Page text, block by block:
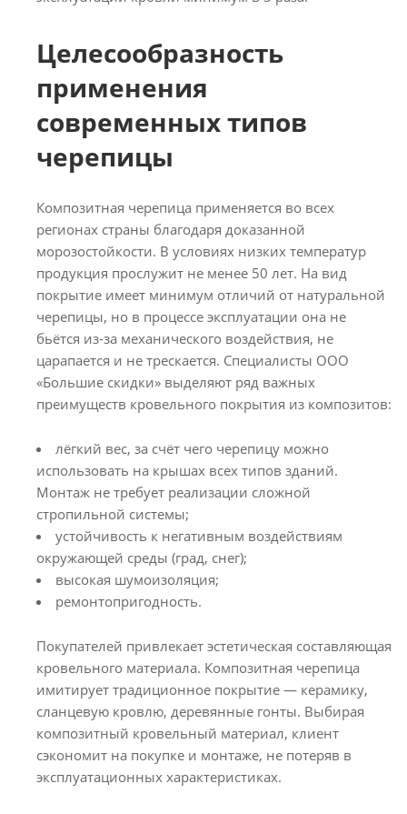
Целесообразность
применения
современных типов
черепицы
Композитная черепица применяется во всех
регионах страны благодаря доказанной
морозостойкости. В условиях низких температур
продукция прослужит не менее 50 лет. На вид
покрытие имеет минимум отличий от натуральной
черепицы, но в процессе эксплуатации она не
бьётся из-за механического воздействия, не
царапается и не трескается. Специалисты ООО
«Большие скидки» выделяют ряд важных
преимуществ кровельного покрытия из композитов:
лёгкий вес, за счёт чего черепицу можно
использовать на крышах всех типов зданий.
Монтаж не требует реализации сложной
стропильной системы;
устойчивость к негативным воздействиям
окружающей среды (град, снег);
высокая шумоизоляция;
ремонтопригодность.
Покупателей привлекает эстетическая составляющая
кровельного материала. Композитная черепица
имитирует традиционное покрытие — керамику,
сланцевую кровлю, деревянные гонты. Выбирая
композитный кровельный материал, клиент
сэкономит на покупке и монтаже, не потеряв в
эксплуатационных характеристиках.